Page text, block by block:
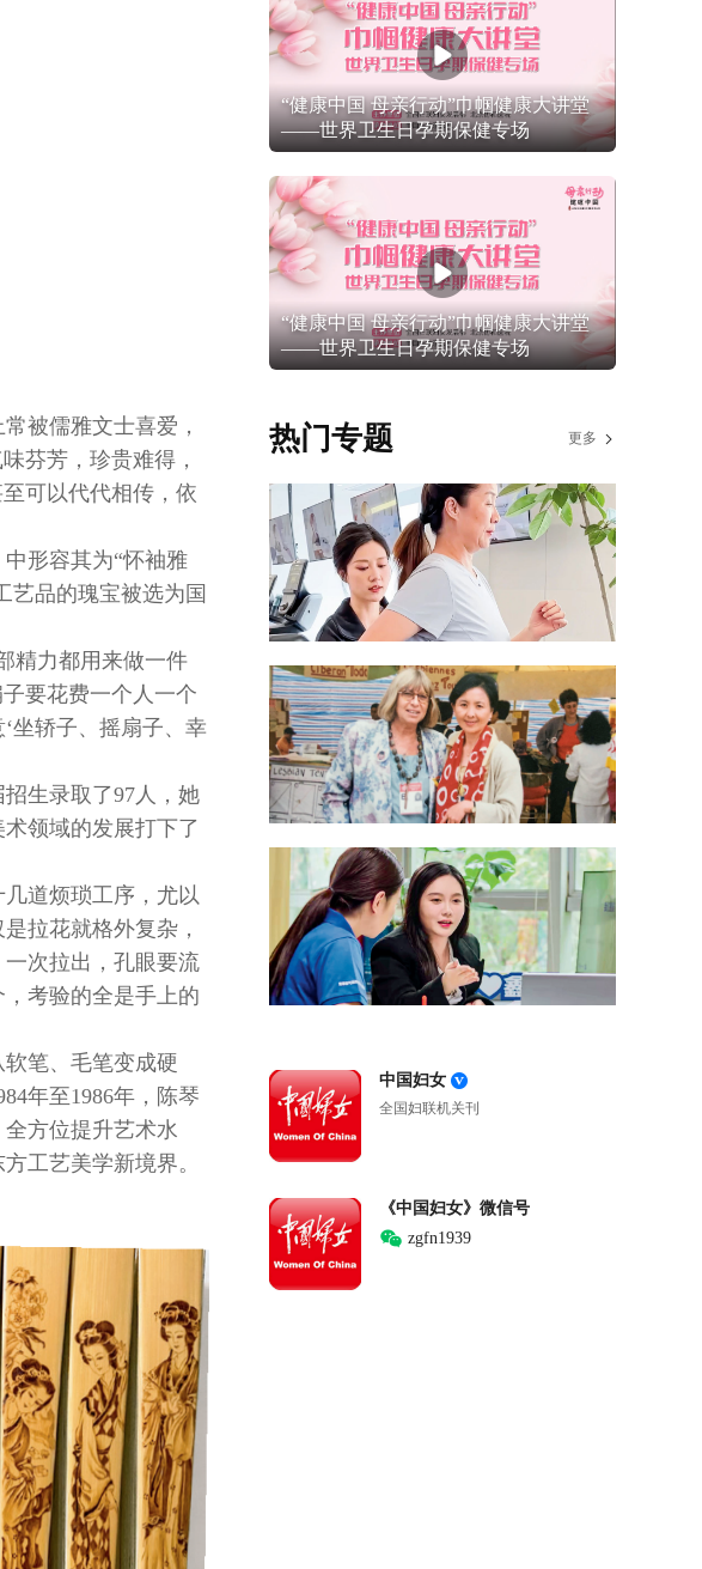
被儒雅文士喜爱，
芬芳，珍贵难得，
可以代代相传，依
形容其为“怀袖雅
艺品的瑰宝被选为国
精力都用来做一件
要花费一个人一个
坐轿子、摇扇子、幸
生录取了97人，她
领域的发展打下了
道烦琐工序，尤以
拉花就格外复杂，
次拉出，孔眼要流
考验的全是手上的
笔、毛笔变成硬
年至1986年，陈琴
方位提升艺术水
工艺美学新境界。
“健康中国 母亲行动”巾帼健康大讲堂
——世界卫生日孕期保健专场
“健康中国 母亲行动”巾帼健康大讲堂
——世界卫生日孕期保健专场
热门专题 更多
中国妇女
全国妇联机关刊
《中国妇女》微信号
zgfn1939